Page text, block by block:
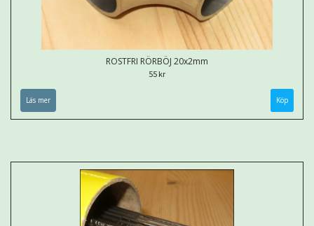
ROSTFRI RÖRBÖJ 20x2mm
55 kr
Läs mer